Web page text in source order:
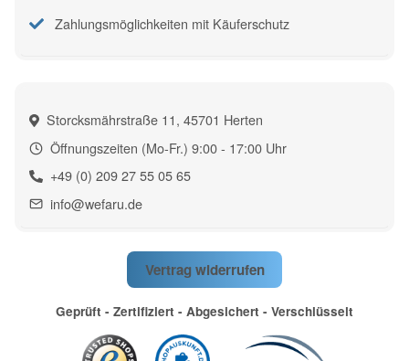
Storcksmährstraße 11, 45701 Herten
Öffnungszeiten (Mo-Fr.) 9:00 - 17:00 Uhr
+49 (0) 209 27 55 05 65
info@wefaru.de
Zahlungsmöglichkeiten mit Käuferschutz
Vertrag widerrufen
Geprüft - Zertifiziert - Abgesichert - Verschlüsselt